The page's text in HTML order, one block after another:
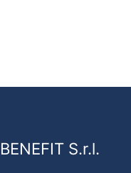
S.r.l.